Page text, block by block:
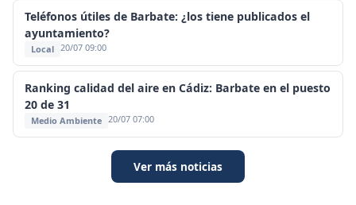
Teléfonos útiles de Barbate: ¿los tiene publicados el
ayuntamiento?
Local 20/07 09:00
Ranking calidad del aire en Cádiz: Barbate en el puesto
20 de 31
Medio Ambiente 20/07 07:00
Ver más noticias